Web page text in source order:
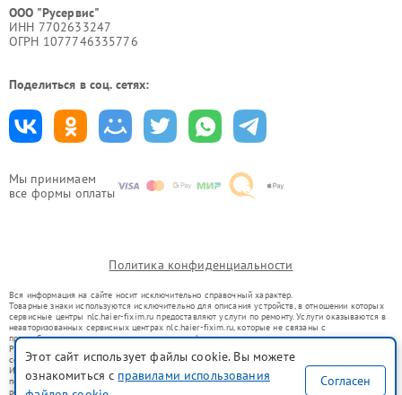
Мы принимаем
все формы оплаты
ООО "Русервис"
ИНН 7702633247
ОГРН 1077746335776
Поделиться в соц. сетях:
Политика конфиденциальности
Вся информация на сайте носит исключительно справочный характер.
Товарные знаки используются исключительно для описания устройств, в отношении которых
сервисные центры nlc.haier-fixim.ru предоставляют услуги по ремонту. Услуги оказываются в
неавторизованных сервисных центрах nlc.haier-fixim.ru, которые не связаны с
правообладателями товарных знаков или их официальными представителями.
Ремонт осуществляется для устройств, уже введенных в гражданский оборот в соответствии
со статьей 1487 ГК РФ.
Использование товарных знаков не преследует цели индивидуализации услуг или введения
потребителей в заблуждение, а служит для информирования о предоставляемых услугах по
ремонту техники указанных брендов.
Этот сайт использует файлы cookie. Вы можете
ознакомиться с правилами использования
Согласен